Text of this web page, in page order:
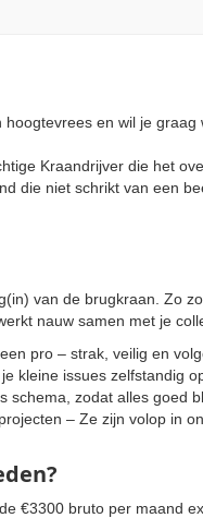
en wil je
Kraandrijver die het
die niet schrikt van een
van de brugkraan. Zo
nauw samen met je
pro – strak, veilig en
kleine issues zelfstandig
schema, zodat alles goed
– Ze zijn volop in
€3300 bruto per maand